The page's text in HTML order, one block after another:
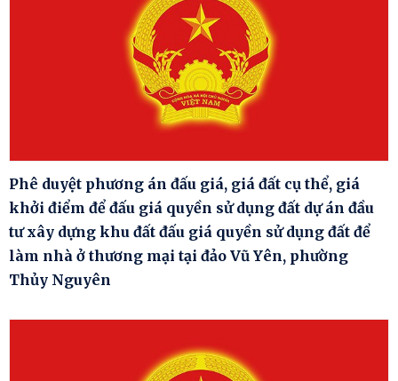
Phê duyệt phương án đấu giá, giá đất cụ thể, giá
khởi điểm để đấu giá quyền sử dụng đất dự án đầu
tư xây dựng khu đất đấu giá quyền sử dụng đất để
làm nhà ở thương mại tại đảo Vũ Yên, phường
Thủy Nguyên